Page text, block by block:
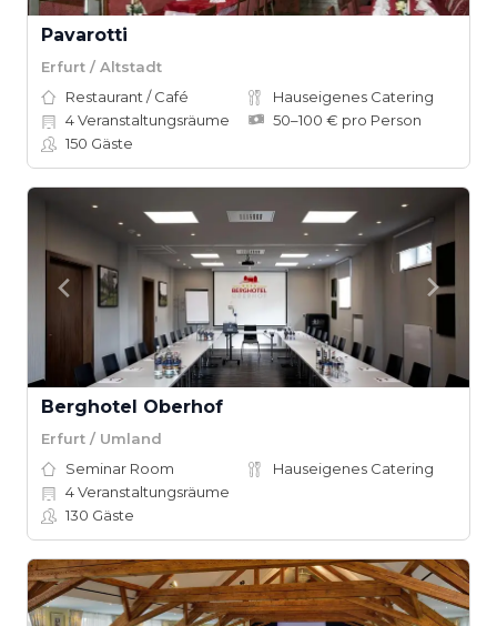
Pavarotti
Erfurt / Altstadt
Restaurant / Café
Hauseigenes Catering
4Veranstaltungsräume
50–100 € pro Person
150 Gäste
Berghotel Oberhof
Erfurt / Umland
Seminar Room
Hauseigenes Catering
4Veranstaltungsräume
130 Gäste